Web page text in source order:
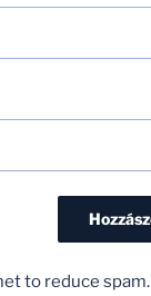
to reduce spam.